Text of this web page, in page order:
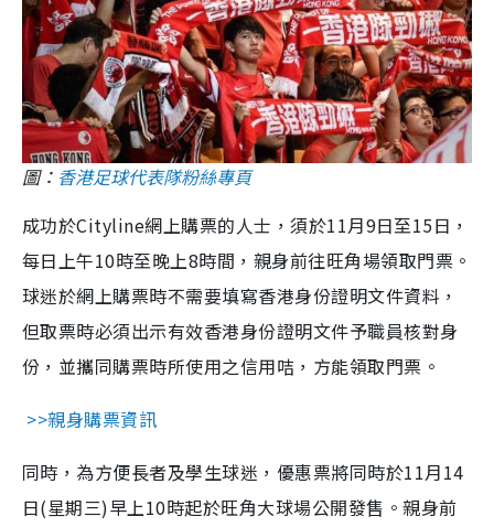
圖： 香港足球代表隊粉絲專頁
成功於Cityline網上購票的人士，須於11月9日至15日，
每日上午10時至晚上8時間，親身前往旺角場領取門票。
球迷於網上購票時不需要填寫香港身份證明文件資料，
但取票時必須出示有效香港身份證明文件予職員核對身
份，並攜同購票時所使用之信用咭，方能領取門票。
>>親身購票資訊
同時，為方便長者及學生球迷，優惠票將同時於11月14
日(星期三)早上10時起於旺角大球場公開發售。親身前